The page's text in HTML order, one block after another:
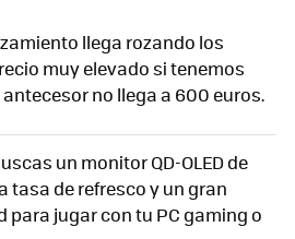
llega rozando los
muy elevado si tenemos
no llega a 600 euros.
un monitor QD-OLED de
tasa de refresco y un gran
para jugar con tu PC gaming o